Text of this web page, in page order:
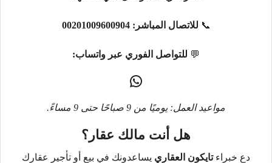
📞 للاتصال المباشر: 00201009600904
💬 للتواصل الفوري عبر واتساب:
مواعيد العمل: يوميًا من 9 صباحًا حتى 9 مساءً.
هل أنت مالك عقار؟
دع خبراءتايكون العقاري يساعدونك في بيع أو تأجير عقارك